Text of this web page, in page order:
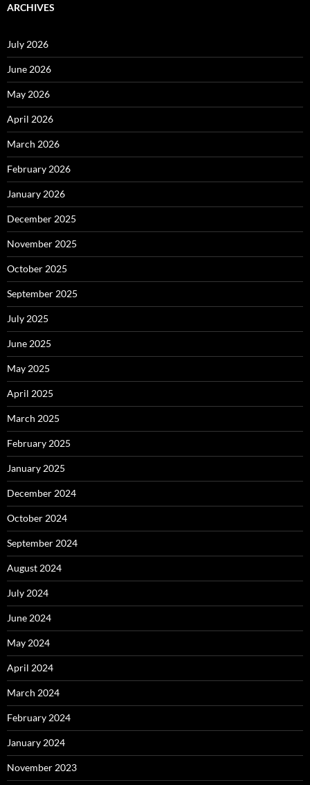
ARCHIVES
July 2026
June 2026
May 2026
April 2026
March 2026
February 2026
January 2026
December 2025
November 2025
October 2025
September 2025
July 2025
June 2025
May 2025
April 2025
March 2025
February 2025
January 2025
December 2024
October 2024
September 2024
August 2024
July 2024
June 2024
May 2024
April 2024
March 2024
February 2024
January 2024
November 2023